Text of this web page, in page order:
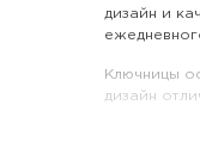
дизайн и
Ключницы
дизайн